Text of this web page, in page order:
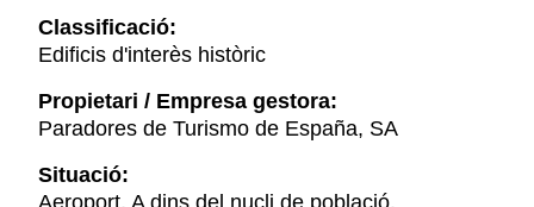
Classificació:
Edificis d'interès històric
Propietari / Empresa gestora:
Paradores de Turismo de España, SA
Situació:
Aeroport, A dins del nucli de població,